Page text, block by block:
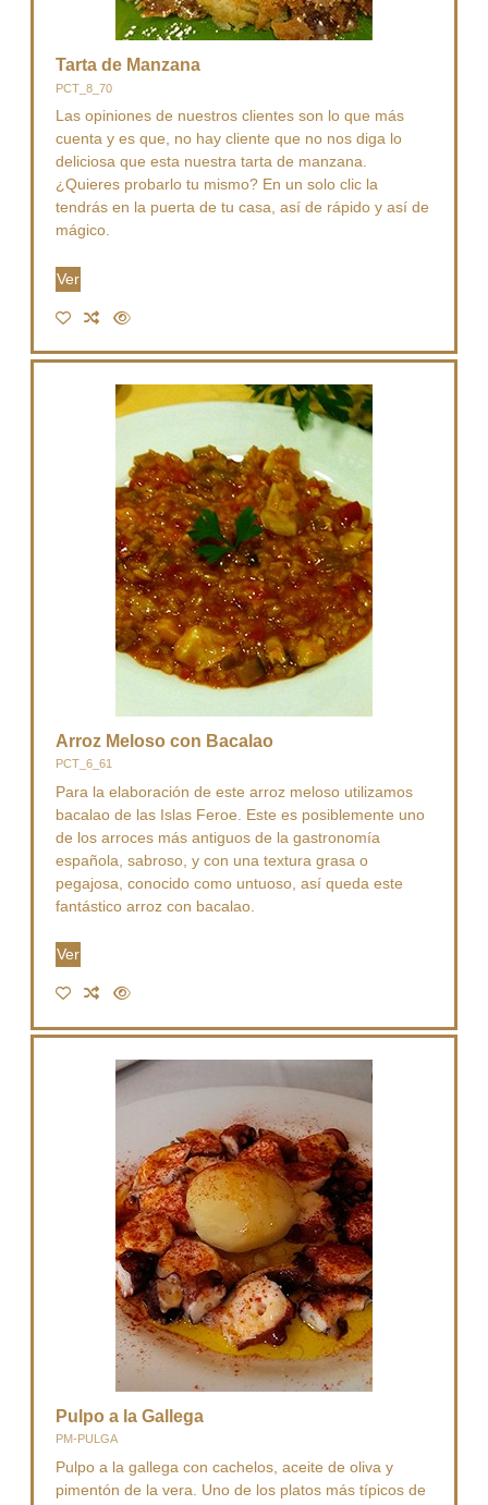
Tarta de Manzana
PCT_8_70
Las opiniones de nuestros clientes son lo que más
cuenta y es que, no hay cliente que no nos diga lo
deliciosa que esta nuestra tarta de manzana.
¿Quieres probarlo tu mismo? En un solo clic la
tendrás en la puerta de tu casa, así de rápido y así de
mágico.
Ver
Arroz Meloso con Bacalao
PCT_6_61
Para la elaboración de este arroz meloso utilizamos
bacalao de las Islas Feroe. Este es posiblemente uno
de los arroces más antiguos de la gastronomía
española, sabroso, y con una textura grasa o
pegajosa, conocido como untuoso, así queda este
fantástico arroz con bacalao.
Ver
Pulpo a la Gallega
PM-PULGA
Pulpo a la gallega con cachelos, aceite de oliva y
pimentón de la vera. Uno de los platos más típicos de